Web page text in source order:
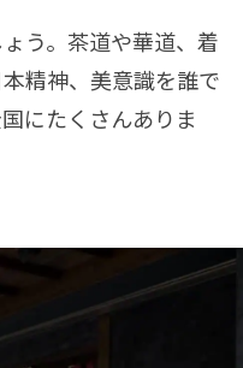
う。茶道や華道、着
精神、美意識を誰で
にたくさんありま